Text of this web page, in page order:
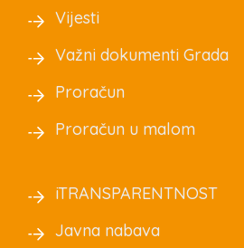
Vijesti
Važni dokumenti Grada
Proračun
Proračun u malom
iTRANSPARENTNOST
Javna nabava